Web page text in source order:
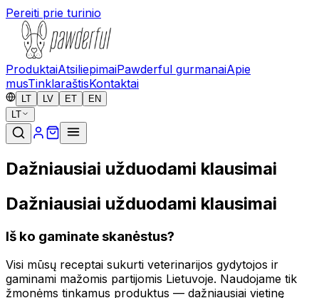
Pereiti prie turinio
ProduktaiAtsiliepimaiPawderful gurmanaiApie
musTinklaraštisKontaktai
LT LV ET
EN
LT
Dažniausiai užduodami klausimai
Dažniausiai užduodami klausimai
Iš ko gaminate skanėstus?
Visi mūsų receptai sukurti veterinarijos gydytojos ir
gaminami mažomis partijomis Lietuvoje. Naudojame tik
žmonėms tinkamus produktus — dažniausiai vietinę